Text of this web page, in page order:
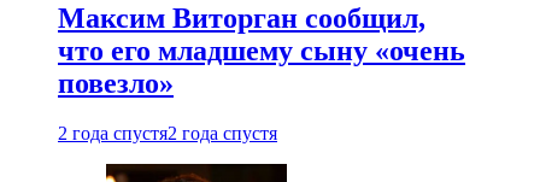
Максим Виторган сообщил,
что его младшему сыну «очень
повезло»
2 года спустя2 года спустя